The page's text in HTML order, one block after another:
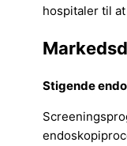
hospitaler til
Stigende